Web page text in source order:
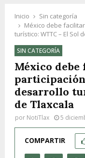
Inicio
Sin categoría
México debe
turístico: WTTC – El Sol
SIN CATEGORÍA
México
desarrollo
de Tlaxcala
por NotiTlax 5
COMPARTIR